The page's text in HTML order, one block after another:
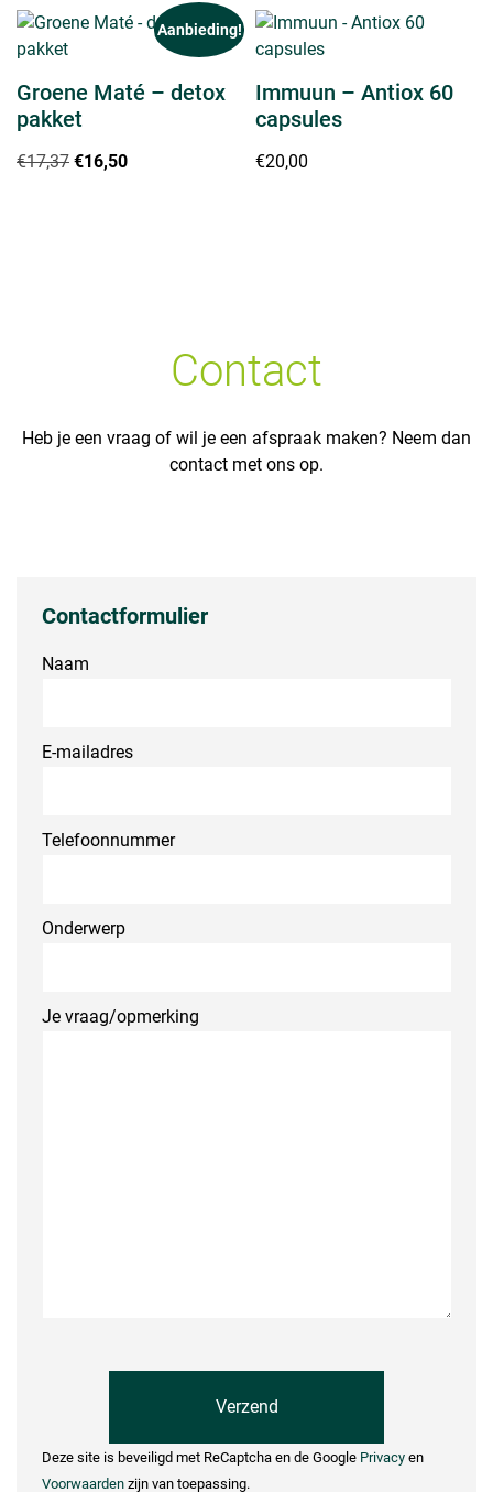
Aanbieding!
Groene Maté – detox
pakket
€17,37 Oorspronkelijke
€16,50Huidige
Immuun – Antiox 60
capsules
€20,00
Contact
Heb je een vraag of wil je een afspraak maken? Neem dan
contact met ons op.
Contactformulier
Naam
E-mailadres
Telefoonnummer
Onderwerp
Je vraag/opmerking
Deze site is beveiligd met ReCaptcha en de Google Privacyen
Voorwaardenzijn van toepassing.